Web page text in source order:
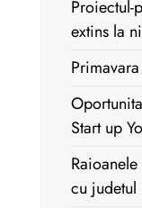
Proiectul-
extins la
Start up
cu judetul